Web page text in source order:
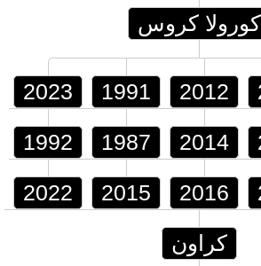
كورولا كروس
2023 1991 2012
1992 1987 2014
2022 2015 2016
كراون